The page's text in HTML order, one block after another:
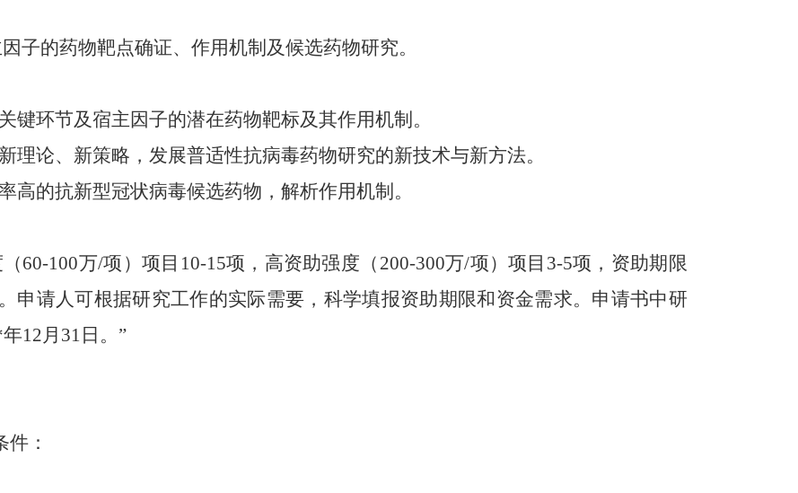
子的药物靶点确证、作用机制及候选药物研究。
键环节及宿主因子的潜在药物靶标及其作用机制。
理论、新策略，发展普适性抗病毒药物研究的新技术与新方法。
高的抗新型冠状病毒候选药物，解析作用机制。
60-100万/项）项目 10-15项，高资助强度（ 200-300万/项）项目 3-5项，资助期限
申请人可根据研究工作的实际需要，科学填报资助期限和资金需求。申请书中研
年12月 31 日。”
：